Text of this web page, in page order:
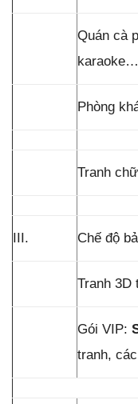
Quán cà
karaoke…
Phòng
Tranh
III. Chế độ
Tranh 3D
Gói VIP:
tranh,